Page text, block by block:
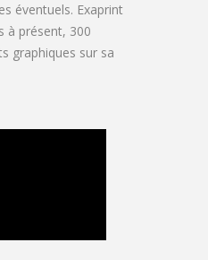
éventuels. Exaprint
à présent, 300
graphiques sur sa